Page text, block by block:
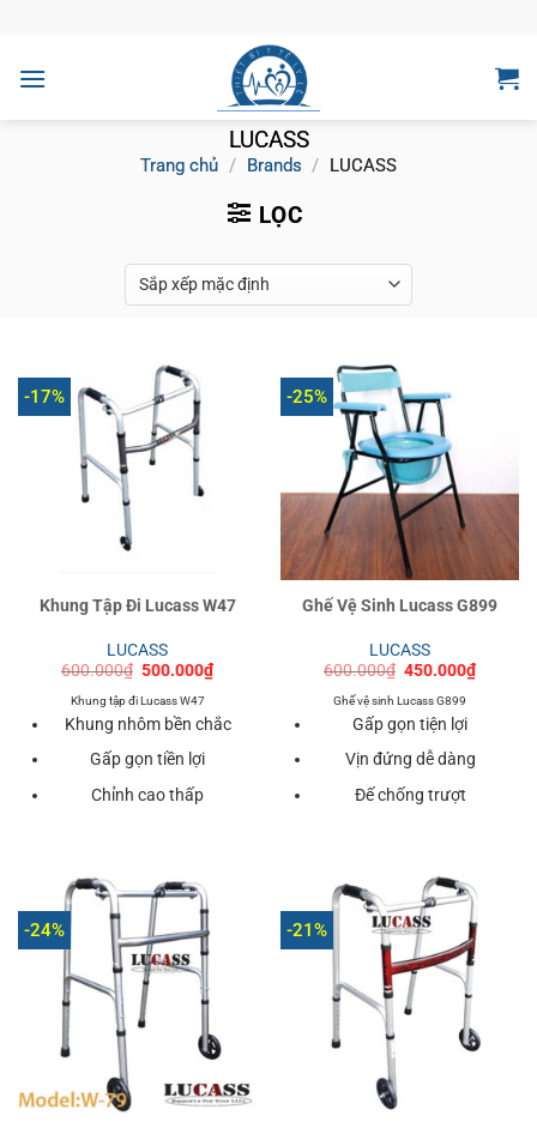
nội
LUCASS
Trang chủ / Brands / LUCASS
LỌC
-17%
Khung Tập Đi Lucass W47
LUCASS
600.000₫ Giá
là:
600.000₫.
500.000₫Giá
hiện
là:
500.000₫.
Khung tập đi Lucass W47
Khung nhôm bền chắc
Gấp gọn tiền lợi
Chỉnh cao thấp
-25%
Ghế Vệ Sinh Lucass G899
LUCASS
600.000₫ Giá
là:
600.000₫.
450.000₫Giá
hiện
Ghế vệ sinh Lucass G899
Gấp gọn tiện lợi
Vịn đứng dễ dàng
Đế chống trượt
-24% -21%